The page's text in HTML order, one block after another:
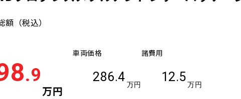
額 （税込）
.9
万円
車両価格
286.4
万円
諸費用
12.5
万円